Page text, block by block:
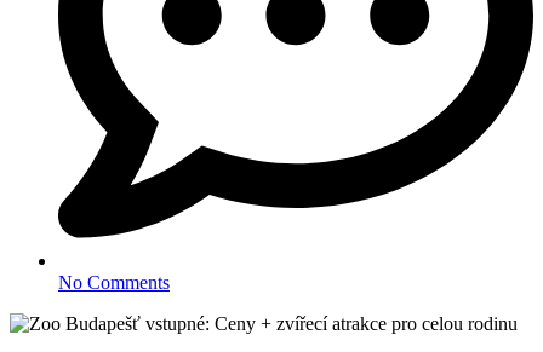
No Comments